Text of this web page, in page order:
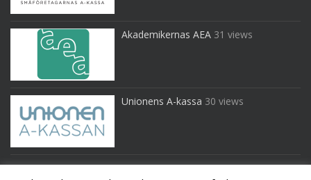
Akademikernas AEA 31 views
Unionens A-kassa 30 views